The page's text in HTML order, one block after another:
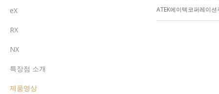
eX
RX
NX
특장점 소개
제품영상
ATEK에이텍코퍼레이